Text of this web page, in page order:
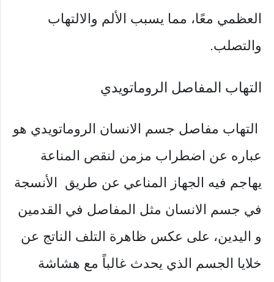
العظمي معًا، مما يسبب الألم والالتهاب
والتصلب.
التهاب المفاصل الروماتويدي
التهاب مفاصل جسم الانسان الروماتويدي هو
عباره عن اضطراب مزمن لنقص المناعة
يهاجم فيه الجهاز المناعي عن طريق الأنسجة
في جسم الانسان مثل المفاصل في القدمين
و اليدين، على عكس ظاهرة التلف الناتج عن
خلايا الجسم الذي يحدث غالباً مع هشاشة